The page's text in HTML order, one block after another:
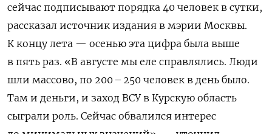
сейчас подписывают порядка 40 человек в сутки,
рассказал источник издания в мэрии Москвы.
К концу лета — осенью эта цифра была выше
в пять раз. «В августе мы еле справлялись. Люди
шли массово, по 200 – 250 человек в день было.
Там и деньги, и заход ВСУ в Курскую область
сыграли роль. Сейчас обвалился интерес